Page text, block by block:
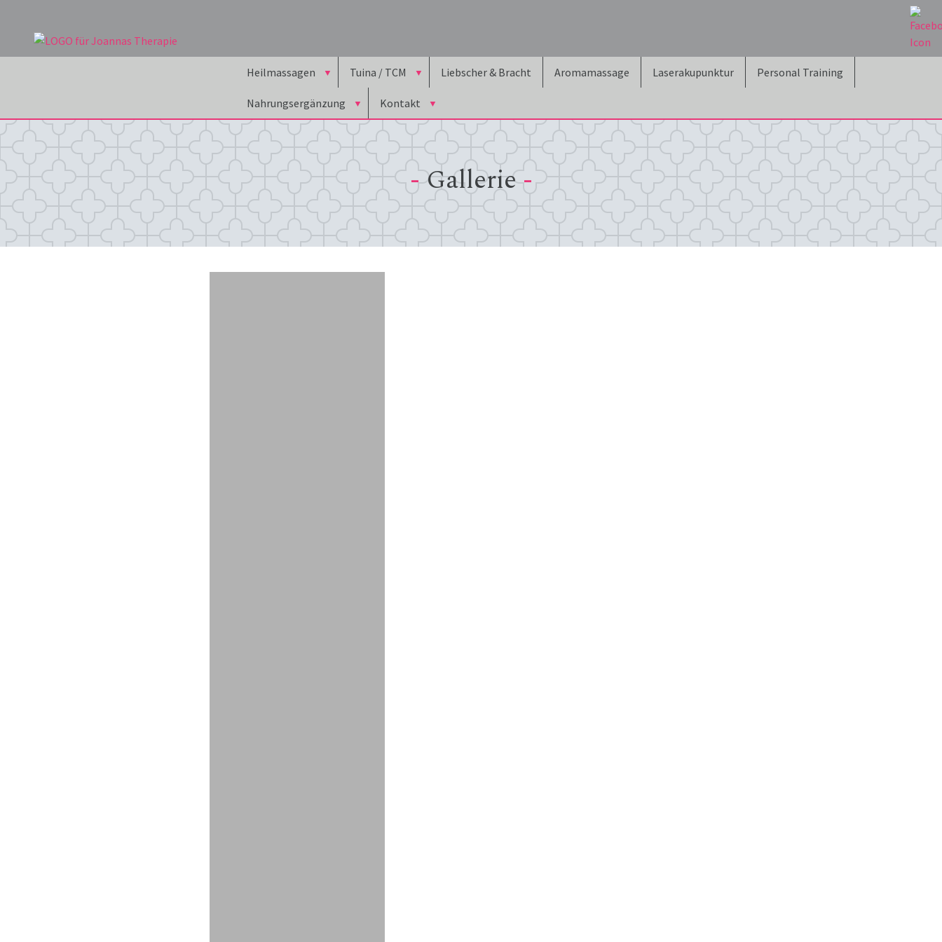
Heilmassagen Tuina / TCM Liebscher & Bracht Aromamassage Laserakupunktur Personal Training
Nahrungsergänzung Kontakt
-Gallerie-